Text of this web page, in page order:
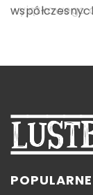
typu obuwia i
wyjątkowego